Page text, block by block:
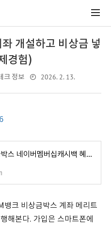
개설하고 비상금 넣
경험)
크 정보 2026. 2. 13.
iM뱅크 비상금박스 네이버멤버십캐시백 혜택, 메리트 있을까? 비교분석(실제경험)
크 비상금박스 계좌 메리트
해본다. 가입은 스마트폰에